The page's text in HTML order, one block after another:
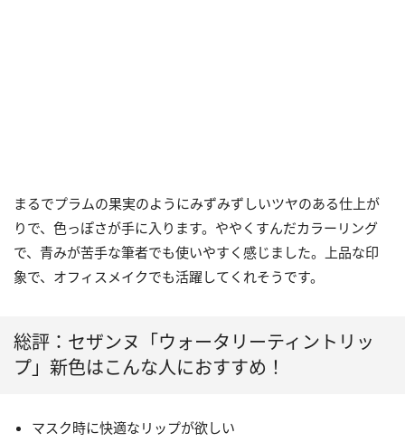
まるでプラムの果実のようにみずみずしいツヤのある仕上が
りで、色っぽさが手に入ります。ややくすんだカラーリング
で、青みが苦手な筆者でも使いやすく感じました。上品な印
象で、オフィスメイクでも活躍してくれそうです。
総評：セザンヌ「ウォータリーティントリッ
プ」新色はこんな人におすすめ！
マスク時に快適なリップが欲しい